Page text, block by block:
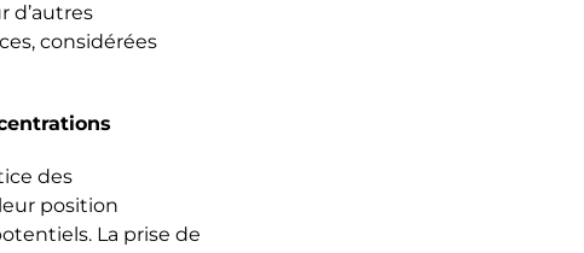
d’autres
considérées
des
position
La prise de